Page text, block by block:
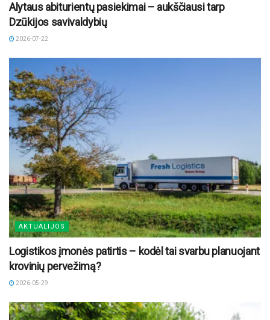
Alytaus abiturientų pasiekimai – aukščiausi tarp
Dzūkijos savivaldybių
2026-07-22
AKTUALIJOS
Logistikos įmonės patirtis – kodėl tai svarbu planuojant
krovinių pervežimą?
2026-05-29